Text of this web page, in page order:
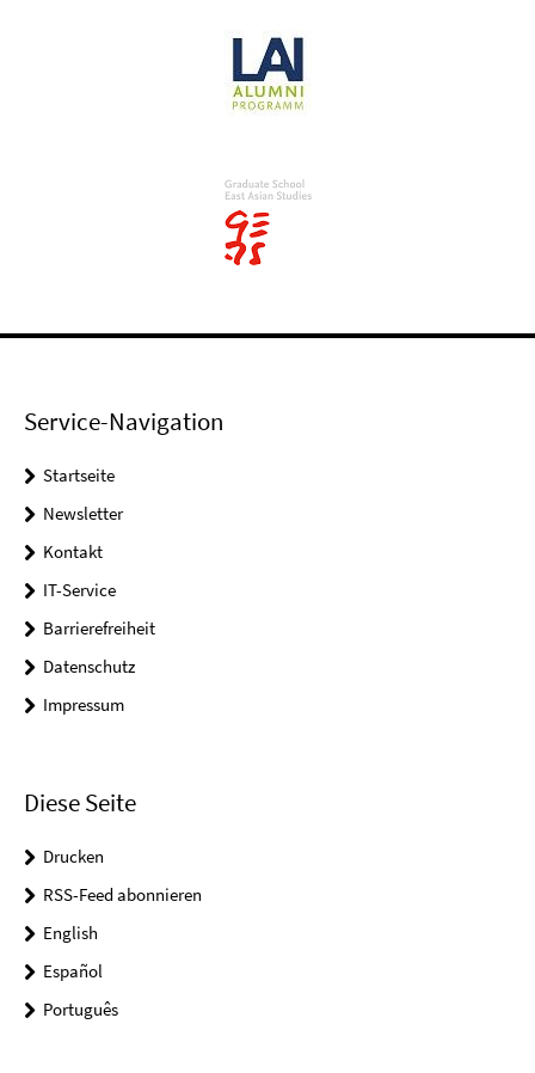
Service-Navigation
Startseite
Newsletter
Kontakt
IT-Service
Barrierefreiheit
Datenschutz
Impressum
Diese Seite
Drucken
RSS-Feed abonnieren
English
Español
Português